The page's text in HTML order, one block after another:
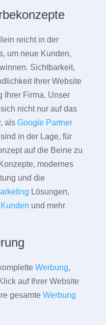
reicht in der
um neue Kunden,
Sichtbarkeit,
Ihrer Website
Ihrer Firma. Unser
nicht nur auf das
als Google Partner
in der Lage, für
auf die Beine zu
modernes
und die
Lösungen,
Kunden und mehr
Werbung,
auf Ihrer Website
gesamte Werbung